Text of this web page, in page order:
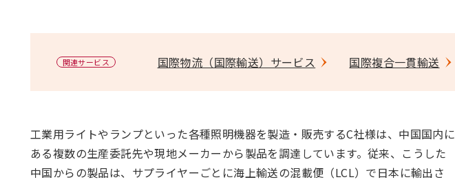
関連サービス 国際物流（国際輸送）サービス 国際複合一貫輸送
工業用ライトやランプといった各種照明機器を製造・販売するC社様は、中国国内に
ある複数の生産委託先や現地メーカーから製品を調達しています。従来、こうした
中国からの製品は、サプライヤーごとに海上輸送の混載便（LCL）で日本に輸出さ